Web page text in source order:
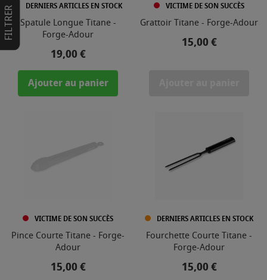
FILTRER DERNIERS ARTICLES EN STOCK
Spatule Longue Titane -
Forge-Adour
Prix
19,00 €
Ajouter au panier
VICTIME DE SON SUCCÈS
Grattoir Titane - Forge-Adour
Prix
15,00 €
VICTIME DE SON SUCCÈS
Pince Courte Titane - Forge-
Adour
Prix
15,00 €
DERNIERS ARTICLES EN STOCK
Fourchette Courte Titane -
Forge-Adour
Prix
15,00 €